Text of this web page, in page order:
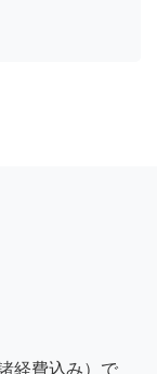
経費込み）で